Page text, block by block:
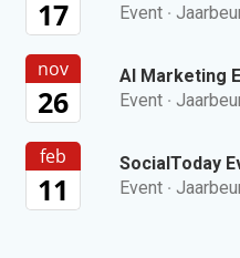
17
Event ·
nov
26
AI Marketing
Event ·
feb
11
SocialToday
Event ·